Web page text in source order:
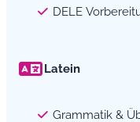
DELE
Latein
Grammatik &